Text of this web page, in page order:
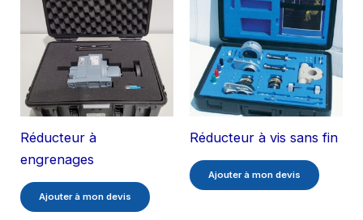
Réducteur à
engrenages
Ajouter à mon devis
Réducteur à vis sans fin
Ajouter à mon devis